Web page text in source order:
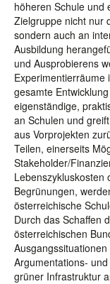
höheren Schule und
Zielgruppe nicht nur
sondern auch an
Ausbildung
und Ausprobierens
Experimentierräume
gesamte
eigenständige,
an Schulen und
aus Vorprojekten
Teilen, einerseits
Stakeholder/
Lebenszykluskosten
Begrünungen,
österreichische
Durch das Schaffen
österreichischen
Argumentations-
grüner Infrastruktur